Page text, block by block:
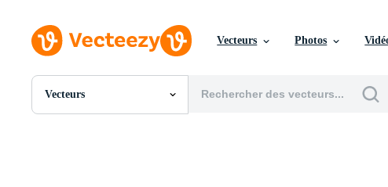
Vecteurs Photos
Vecteurs
Toutes Images